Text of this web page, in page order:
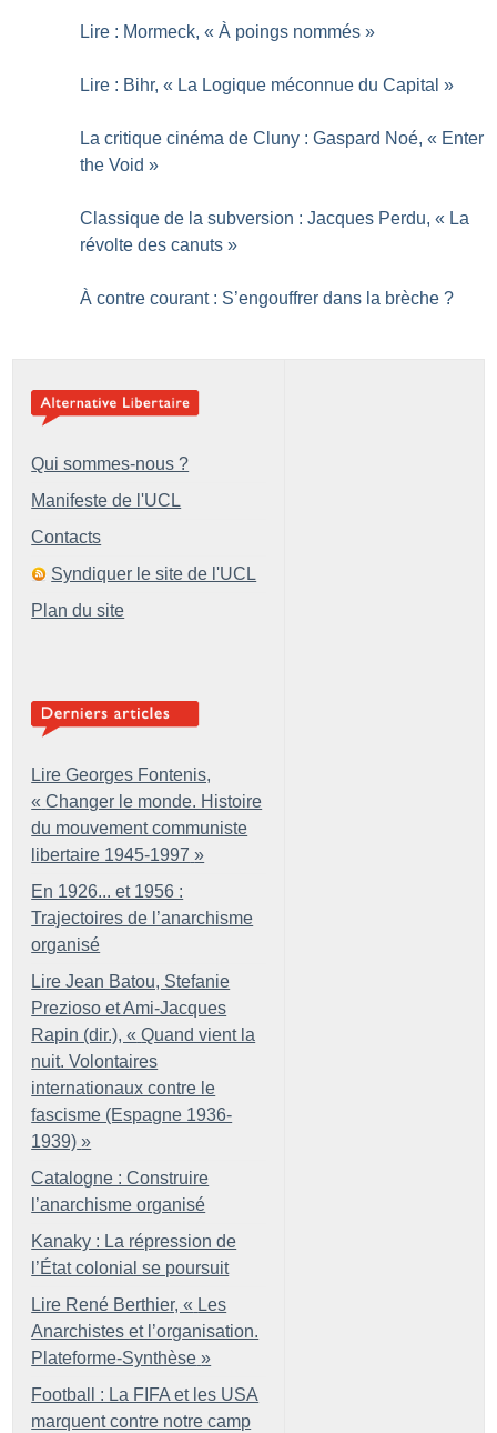
Lire : Mormeck, « À poings nommés »
Lire : Bihr, « La Logique méconnue du Capital »
La critique cinéma de Cluny : Gaspard Noé, « Enter
the Void »
Classique de la subversion : Jacques Perdu, « La
révolte des canuts »
À contre courant : S’engouffrer dans la brèche ?
Qui sommes-nous ?
Manifeste de l'UCL
Contacts
Syndiquer le site de l'UCL
Plan du site
Lire Georges Fontenis,
« Changer le monde. Histoire
du mouvement communiste
libertaire 1945-1997 »
En 1926... et 1956 :
Trajectoires de l’anarchisme
organisé
Lire Jean Batou, Stefanie
Prezioso et Ami-Jacques
Rapin (dir.), « Quand vient la
nuit. Volontaires
internationaux contre le
fascisme (Espagne 1936-
1939) »
Catalogne : Construire
l’anarchisme organisé
Kanaky : La répression de
l’État colonial se poursuit
Lire René Berthier, « Les
Anarchistes et l’organisation.
Plateforme-Synthèse »
Football : La FIFA et les USA
marquent contre notre camp